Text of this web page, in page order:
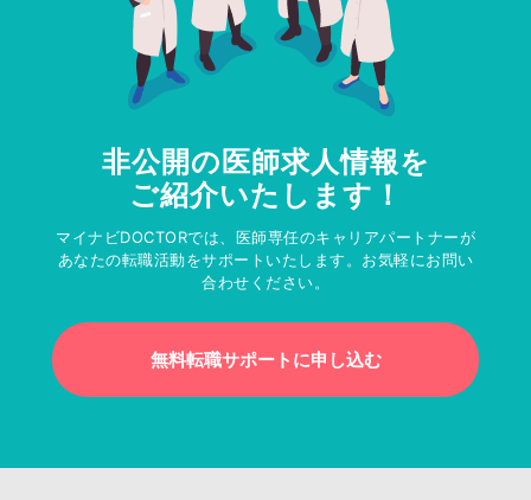
非公開の医師求人情報を
ご紹介いたします！
マイナビDOCTORでは、医師専任のキャリアパートナーが
あなたの転職活動をサポートいたします。お気軽にお問い
合わせください。
無料転職サポートに申し込む